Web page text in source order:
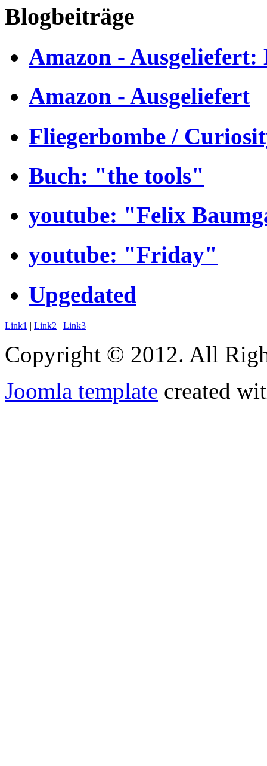
Blogbeiträge
Amazon -
Amazon - Ausgeliefert
Fliegerbombe /
Buch: "the tools"
youtube: "Felix
youtube: "Friday"
Upgedated
Link1 | Link2 | Link3
Copyright © 2012. All
Joomla template created